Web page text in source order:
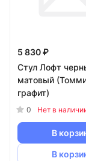
5 830 ₽
Стул Лофт
матовый (Томми
графит)
0 Нет в
В
В